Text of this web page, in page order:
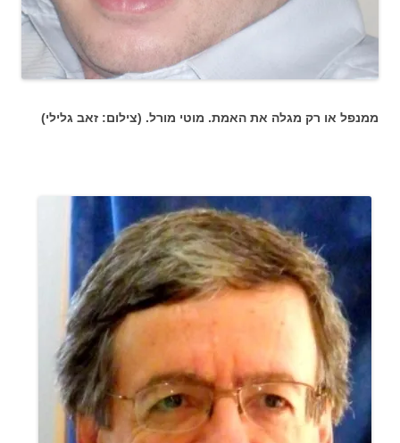
ממנפל או רק מגלה את האמת. מוטי מורל. (צילום: זאב גלילי)